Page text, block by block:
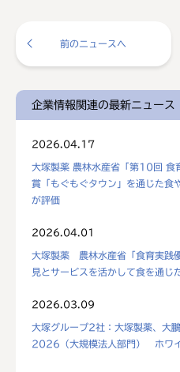
前のニュースへ
企業情報関連の最新ニュース
2026.04.17
大塚製薬 農林水産省「第10回 食
賞「もぐもぐタウン」を通じた食
が評価
2026.04.01
大塚製薬 農林水産省「食育実践
見とサービスを活かして食を通じ
2026.03.09
大塚グループ2社：大塚製薬、大
2026（大規模法人部門） ホワ